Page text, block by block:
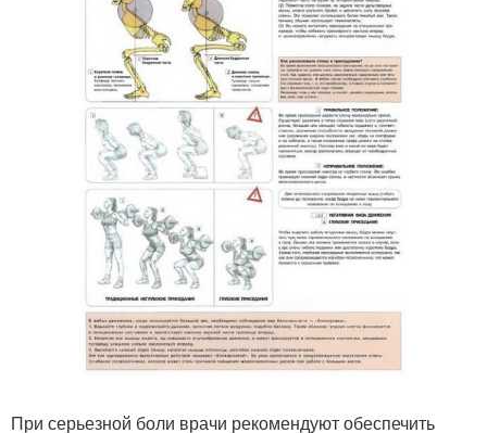
При серьезной боли врачи рекомендуют обеспечить